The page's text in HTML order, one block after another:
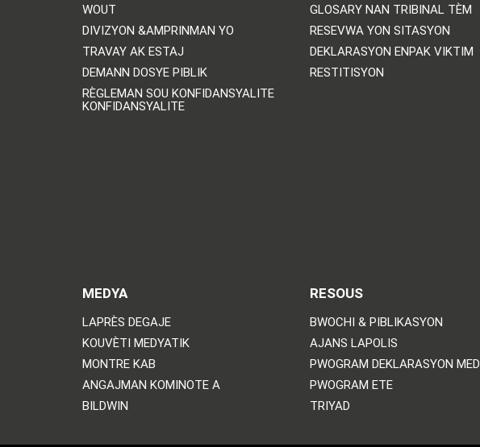
WOUT
DIVIZYON &AMPRINMAN YO
TRAVAY AK ESTAJ
DEMANN DOSYE PIBLIK
RÈGLEMAN SOU KONFIDANSYALITE
KONFIDANSYALITE
GLOSARY NAN TRIBINAL TÈM
RESEVWA YON SITASYON
DEKLARASYON ENPAK VIKTIM
RESTITISYON
MEDYA
LAPRÈS DEGAJE
KOUVÈTI MEDYATIK
MONTRE KAB
ANGAJMAN KOMINOTE A
BILDWIN
RESOUS
BWOCHI & PIBLIKASYON
AJANS LAPOLIS
PWOGRAM DEKLARASYON MED
PWOGRAM ETE
TRIYAD